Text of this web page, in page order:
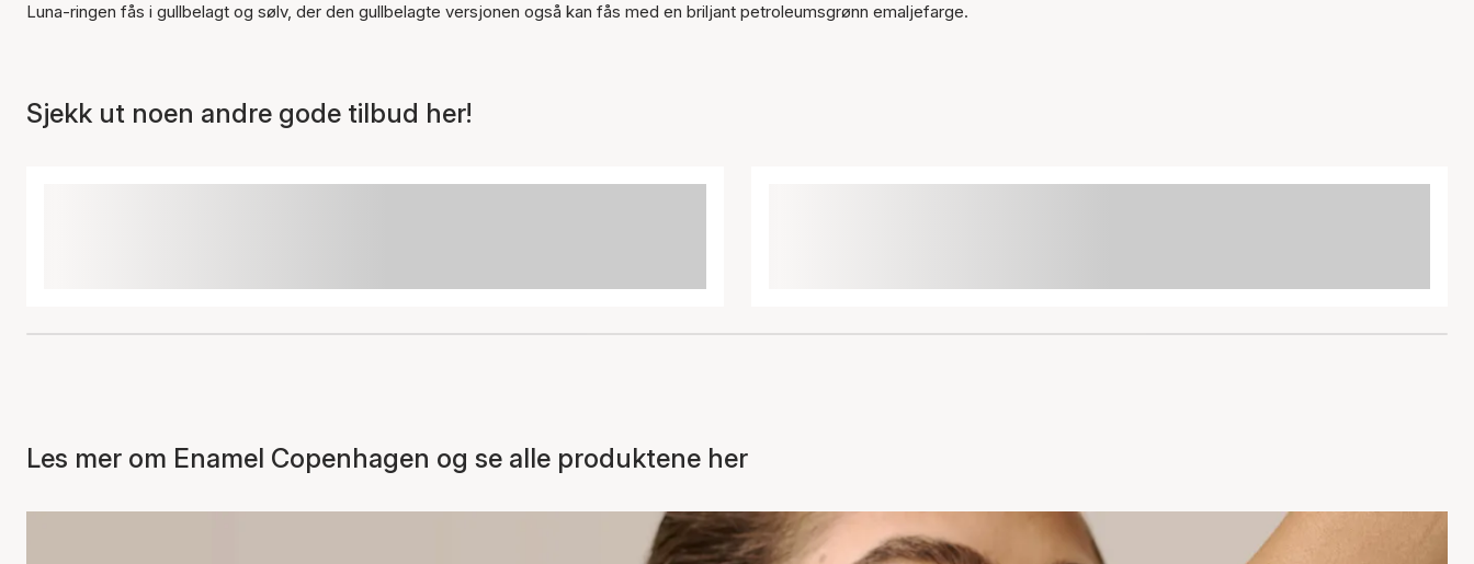
Luna-ringen fås i gullbelagt og sølv, der den gullbelagte versjonen også kan fås med en briljant petroleumsgrønn emaljefarge.
Sjekk ut noen andre gode tilbud her!
Les mer om Enamel Copenhagen og se alle produktene her